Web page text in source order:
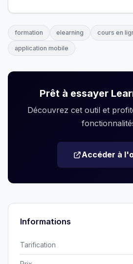
formation elearning cours en
application mobile
Prêt à essayer
Découvrez cet outil et
Accéder à
Informations
Tarification